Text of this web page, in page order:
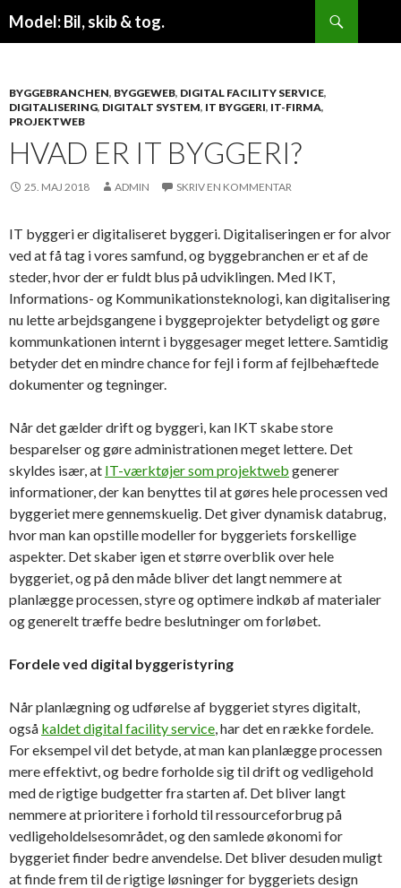
Model: Bil, skib & tog.
BYGGEBRANCHEN, BYGGEWEB, DIGITAL FACILITY SERVICE,
DIGITALISERING, DIGITALT SYSTEM, IT BYGGERI, IT-FIRMA,
PROJEKTWEB
HVAD ER IT BYGGERI?
25. MAJ 2018 ADMIN SKRIV EN KOMMENTAR
IT byggeri er digitaliseret byggeri. Digitaliseringen er for alvor
ved at få tag i vores samfund, og byggebranchen er et af de
steder, hvor der er fuldt blus på udviklingen. Med IKT,
Informations- og Kommunikationsteknologi, kan digitalisering
nu lette arbejdsgangene i byggeprojekter betydeligt og gøre
kommunkationen internt i byggesager meget lettere. Samtidig
betyder det en mindre chance for fejl i form af fejlbehæftede
dokumenter og tegninger.
Når det gælder drift og byggeri, kan IKT skabe store
besparelser og gøre administrationen meget lettere. Det
skyldes især, at IT-værktøjer som projektweb generer
informationer, der kan benyttes til at gøres hele processen ved
byggeriet mere gennemskuelig. Det giver dynamisk databrug,
hvor man kan opstille modeller for byggeriets forskellige
aspekter. Det skaber igen et større overblik over hele
byggeriet, og på den måde bliver det langt nemmere at
planlægge processen, styre og optimere indkøb af materialer
og generelt træffe bedre beslutninger om forløbet.
Fordele ved digital byggeristyring
Når planlægning og udførelse af byggeriet styres digitalt,
også kaldet digital facility service, har det en række fordele.
For eksempel vil det betyde, at man kan planlægge processen
mere effektivt, og bedre forholde sig til drift og vedligehold
med de rigtige budgetter fra starten af. Det bliver langt
nemmere at prioritere i forhold til ressourceforbrug på
vedligeholdelsesområdet, og den samlede økonomi for
byggeriet finder bedre anvendelse. Det bliver desuden muligt
at finde frem til de rigtige løsninger for byggeriets design